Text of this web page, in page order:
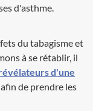
d'asthme.
du tabagisme et
à se rétablir, il
d'une
afin de prendre les